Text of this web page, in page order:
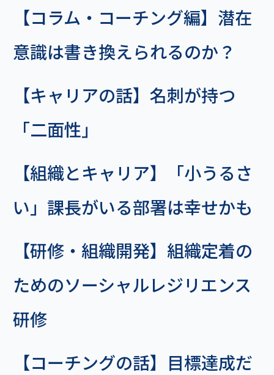
【コラム・コーチング編】潜在
意識は書き換えられるのか？
【キャリアの話】名刺が持つ
「二面性」
【組織とキャリア】「小うるさ
い」課長がいる部署は幸せかも
【研修・組織開発】組織定着の
ためのソーシャルレジリエンス
研修
【コーチングの話】目標達成だ